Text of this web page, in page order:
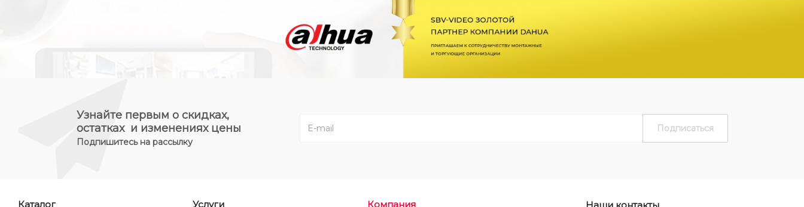
Узнайте первым о скидках,
остатках и изменениях цены
Подпишитесь на рассылку
Каталог Услуги Компания